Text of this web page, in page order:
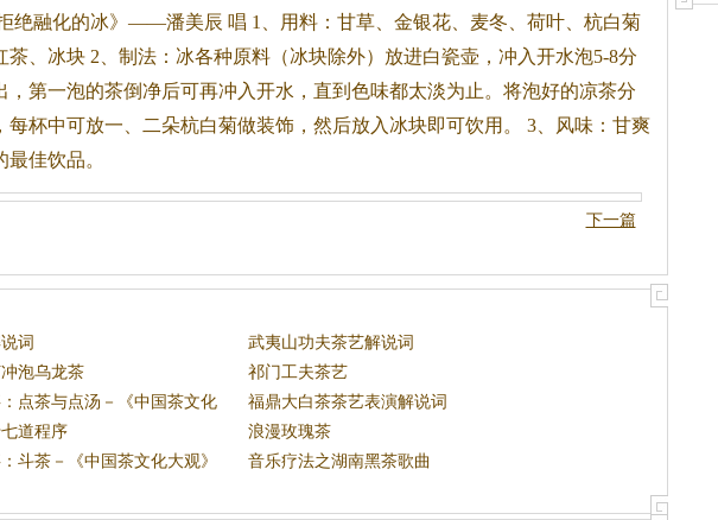
绝融化的冰》——潘美辰 唱 1、用料：甘草、金银花、麦冬、荷叶、杭白菊
茶、冰块 2、制法：冰各种原料（冰块除外）放进白瓷壶，冲入开水泡5-8分
，第一泡的茶倒净后可再冲入开水，直到色味都太淡为止。将泡好的凉茶分
每杯中可放一、二朵杭白菊做装饰，然后放入冰块即可饮用。 3、风味：甘爽
佳饮品。
下一篇
词
武夷山功夫茶艺解说词
泡乌龙茶
祁门工夫茶艺
点茶与点汤－《中国茶文化
福鼎大白茶茶艺表演解说词
道程序
浪漫玫瑰茶
斗茶－《中国茶文化大观》
音乐疗法之湖南黑茶歌曲